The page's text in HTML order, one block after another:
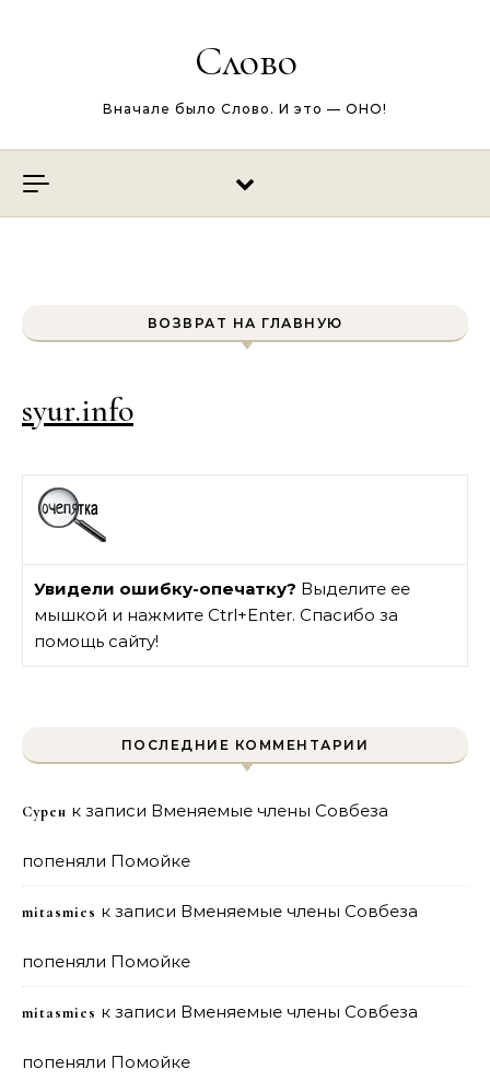
Слово
Вначале было Слово. И это — ОНО!
ВОЗВРАТ НА ГЛАВНУЮ
syur.info
Увидели ошибку-опечатку? Выделите ее
мышкой и нажмите Ctrl+Enter. Спасибо за
помощь сайту!
ПОСЛЕДНИЕ КОММЕНТАРИИ
Сурен к записи Вменяемые члены Совбеза
попеняли Помойке
mitasmies к записи Вменяемые члены Совбеза
попеняли Помойке
mitasmies к записи Вменяемые члены Совбеза
попеняли Помойке